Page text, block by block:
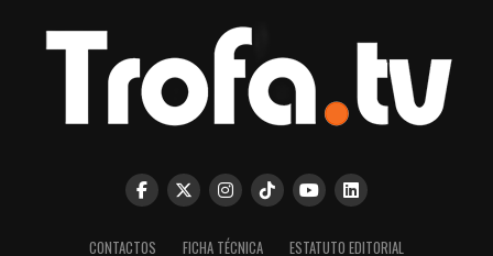
CONTACTOS FICHA TÉCNICA ESTATUTO EDITORIAL